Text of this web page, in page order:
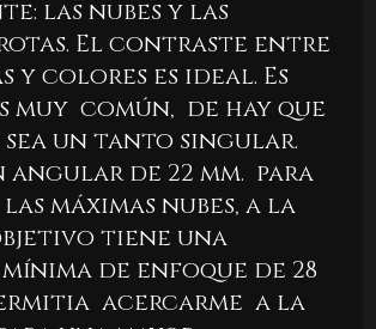
las nubes y las
El contraste entre
y colores es ideal. Es
muy común, de hay que
sea un tanto singular.
de 22 mm. para
máximas nubes, a la
tiene una
de enfoque de 28
acercarme a la